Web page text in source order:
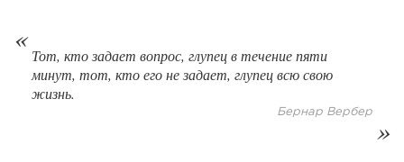
Тот, кто задает вопрос, глупец в течение пяти
минут, тот, кто его не задает, глупец всю свою
жизнь.
Бернар Вербер